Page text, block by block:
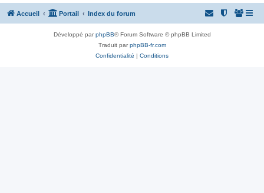
Accueil Portail Index du forum
Développé parphpBB® Forum Software © phpBB Limited
Traduit parphpBB-fr.com
Confidentialité | Conditions